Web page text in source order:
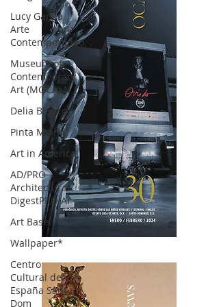
Lucy García |
Arte
Contemporáneo.
Museum of
Contemporary
Art (MOCA) N
Delia Blanco
Pinta Miami
Art in America
AD/PRO
Architectural
DigestPRO Ar
Art Basel
Wallpaper*
Centro
Cultural de
España Santo
Dom
OCA|News 30 /Enero-Febrero / 2024